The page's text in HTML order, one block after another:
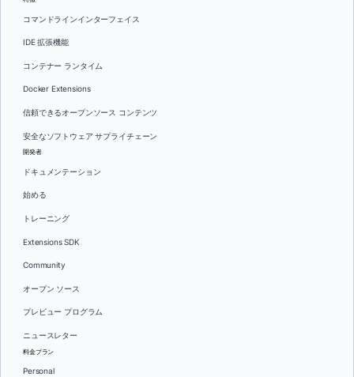
コマンドラインインターフェイス
IDE 拡張機能
コンテナー ランタイム
Docker Extensions
信頼できるオープンソース コンテンツ
安全なソフトウェア サプライチェーン
開発者
ドキュメンテーション
始める
トレーニング
Extensions SDK
Community
オープン ソース
プレビュー プログラム
ニュースレター
料金プラン
Personal